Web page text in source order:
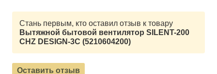
Стань первым, кто оставил отзыв к товару
Вытяжной бытовой вентилятор SILENT-200
CHZ DESIGN-3C (5210604200)
Оставить отзыв